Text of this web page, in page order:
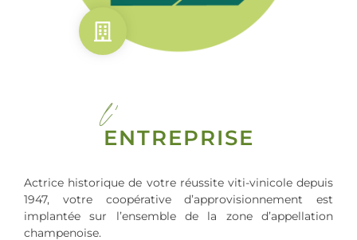
l'
ENTREPRISE
Actrice historique de votre réussite viti-vinicole depuis
1947, votre coopérative d’approvisionnement est
implantée sur l’ensemble de la zone d’appellation
champenoise.